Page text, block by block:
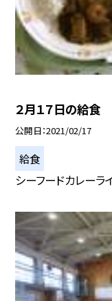
２月１７日の給食
公開日 2021/02/17
給食
シーフードカレー